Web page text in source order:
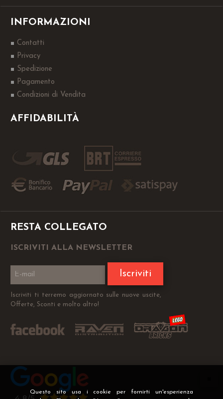
Questo sito usa i cookie per fornirti un'esperienza
INFORMAZIONI
Contatti
Privacy
Spedizione
Pagamento
Condizioni di Vendita
AFFIDABILITÀ
RESTA COLLEGATO
ISCRIVITI ALLA NEWSLETTER
Iscriviti
Iscriviti ti terremo aggiornato sulle nuove uscite,
Offerte, Sconti e molto altro!